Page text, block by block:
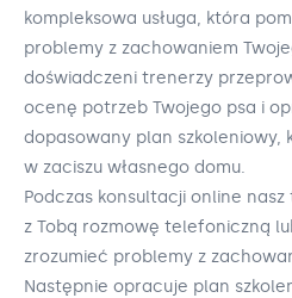
kompleksowa usługa, która
problemy z zachowaniem
doświadczeni trenerzy
ocenę potrzeb Twojego psa i
dopasowany plan szkoleniowy,
w zaciszu własnego domu.
Podczas konsultacji online
z Tobą rozmowę telefoniczną
zrozumieć problemy z
Następnie opracuje plan